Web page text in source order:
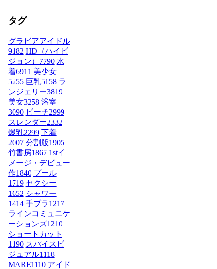
タグ
グラビアアイドル
9182 HD（ハイビ
ジョン） 7790 水
着6911 美少女
5255 巨乳5158 ラ
ンジェリー3819
美女3258 浴室
3090 ビーチ2999
スレンダー2332
爆乳2299 下着
2007 分割版1905
竹書房1867 1stイ
メージ・デビュー
作1840 プール
1719 セクシー
1652 シャワー
1414 手ブラ1217
ラインコミュニケ
ーションズ1210
ショートカット
1190 スパイスビ
ジュアル1118
MARE1110 アイド